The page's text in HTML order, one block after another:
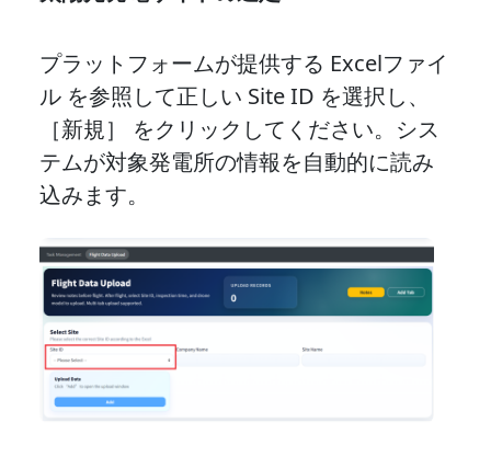
プラットフォームが提供する Excelファイ
ル を参照して正しい Site ID を選択し、
［新規］ をクリックしてください。シス
テムが対象発電所の情報を自動的に読み
込みます。